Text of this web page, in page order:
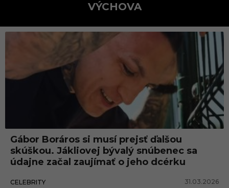
VÝCHOVA
c
h
aGábor Boráros si musí prejsť ďalšou
skúškou. Jákliovej bývalý snúbenec sa
údajne začal zaujímať o jeho dcérku
CELEBRITY 31.03.2026